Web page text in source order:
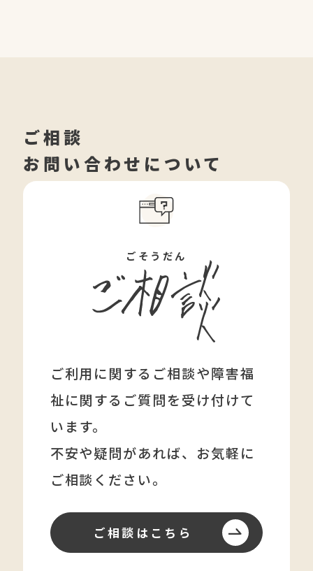
ご相談
お問い合わせについて
ごそうだん
ご利用に関するご相談や障害福
祉に関する ご質問を受け付けて
います。
不安や疑問があれば、 お気軽に
ご相談ください。
ご相談はこちら